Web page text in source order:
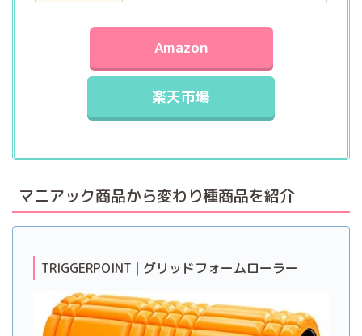
Amazon
楽天市場
マニアック商品から変わり種商品を紹介
TRIGGERPOINT | グリッドフォームローラー